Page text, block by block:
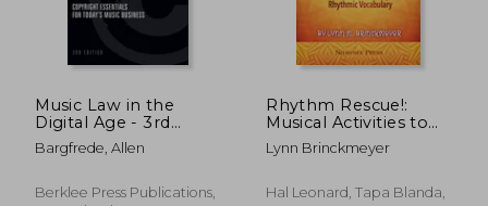
dcto. 24,22 € 46,78
Music Law in the
Digital Age - 3rd
Edition: Copyright
Essentials for Today's
Inglés)
Bargfrede, Allen
Berklee Press Publications,
Rhythm Rescue!:
Musical Activities to
Expand Rhythmic
Vocabulary (en
Lynn Brinckmeyer
Hal Leonard, Tapa Blanda,